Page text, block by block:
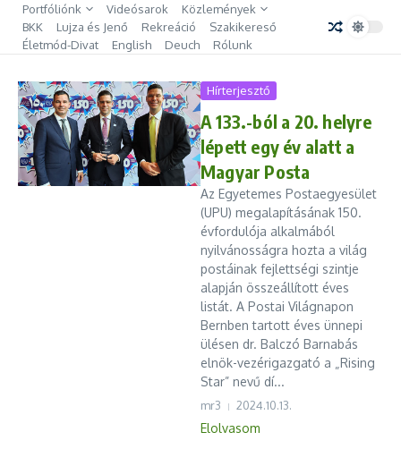
Ugrás a tartalomhoz
Portfóliónk Videósarok
Közlemények
BKK
Lujza és Jenő Rekreáció
Szakikereső
Életmód-Divat
English Deuch Rólunk
Hírterjesztő
A 133.-ból a 20. helyre
lépett egy év alatt a
Magyar Posta
Az Egyetemes Postaegyesület
(UPU) megalapításának 150.
évfordulója alkalmából
nyilvánosságra hozta a világ
postáinak fejlettségi szintje
alapján összeállított éves
listát. A Postai Világnapon
Bernben tartott éves ünnepi
ülésen dr. Balczó Barnabás
elnök-vezérigazgató a „Rising
Star” nevű dí...
mr3 2024.10.13.
Elolvasom